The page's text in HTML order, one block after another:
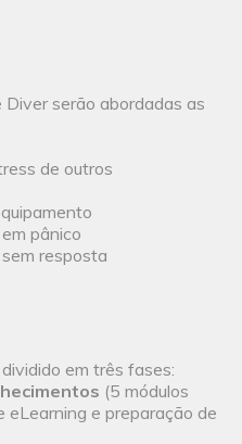
serão abordadas as
de outros
pânico
resposta
em três fases:
(5 módulos
e preparação de